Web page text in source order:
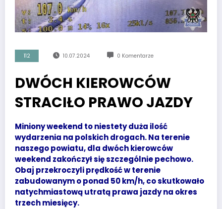
112 10.07.2024 0 Komentarze
DWÓCH KIEROWCÓW
STRACIŁO PRAWO JAZDY
Miniony weekend to niestety duża ilość
wydarzenia na polskich drogach. Na terenie
naszego powiatu, dla dwóch kierowców
weekend zakończył się szczególnie pechowo.
Obaj przekroczyli prędkość w terenie
zabudowanym o ponad 50 km/h, co skutkowało
natychmiastową utratą prawa jazdy na okres
trzech miesięcy.